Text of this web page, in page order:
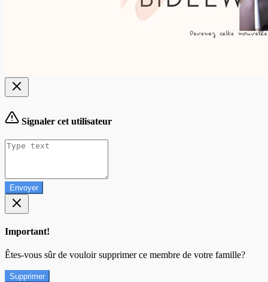
Signaler cet utilisateur
Envoyer
Important!
Êtes-vous sûr de vouloir supprimer ce membre de votre famille?
Supprimer